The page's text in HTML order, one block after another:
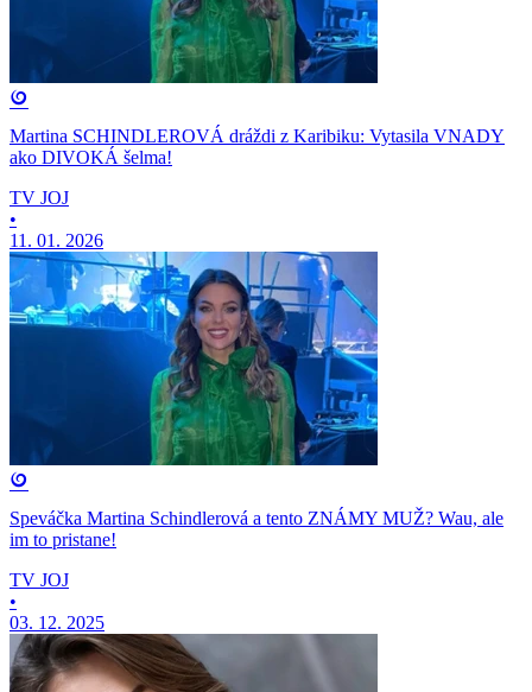
Martina SCHINDLEROVÁ dráždi z Karibiku: Vytasila VNADY
ako DIVOKÁ šelma!
TV JOJ
•
11. 01. 2026
Speváčka Martina Schindlerová a tento ZNÁMY MUŽ? Wau, ale
im to pristane!
TV JOJ
•
03. 12. 2025